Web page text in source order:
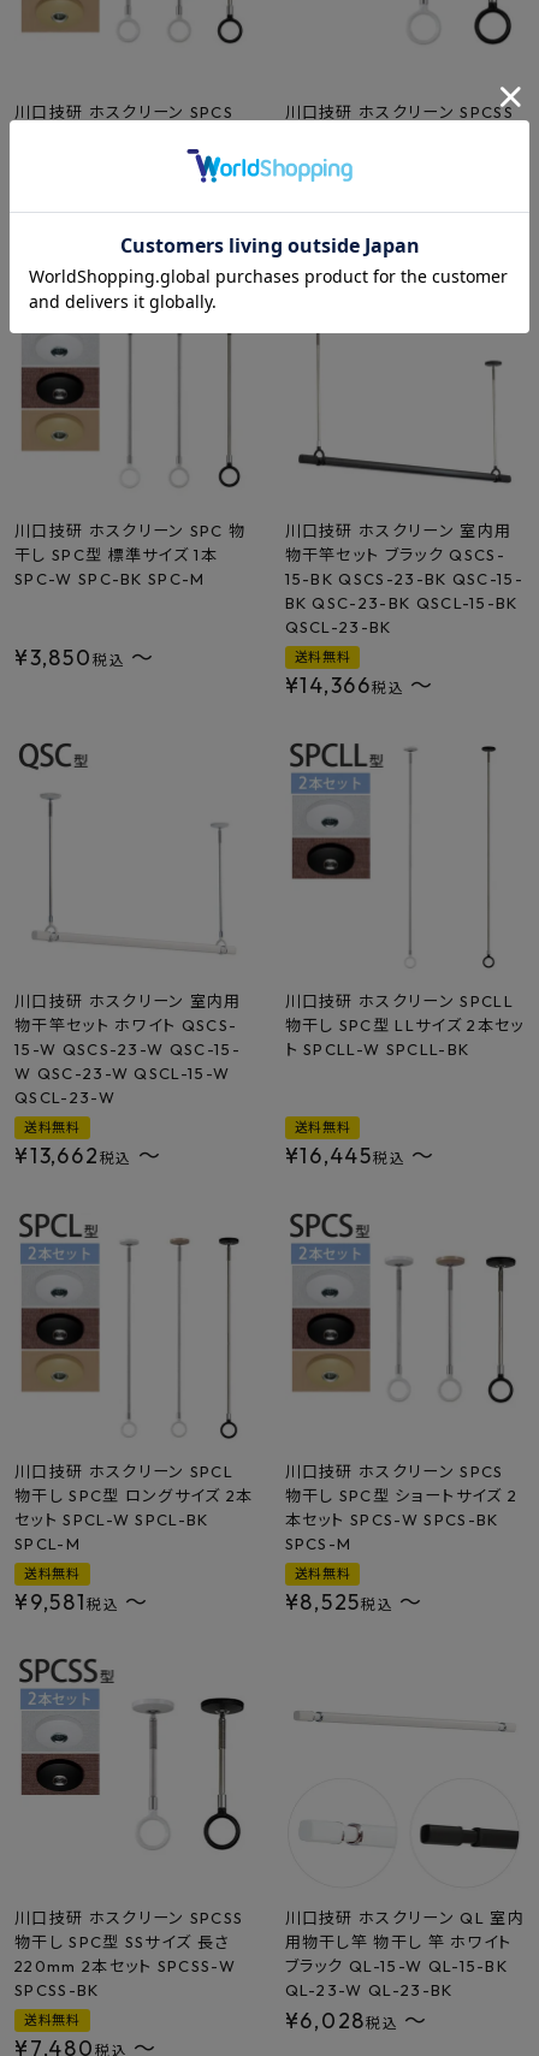
川口技研 ホスクリーン SPCS
本 SPCS-W SPCS-BK SPCS-
¥3,685税込 〜
川口技研 ホスクリーン SPCSS
SPCSS-W SPCSS-BK
¥3,135税込 〜
川口技研 ホスクリーン SPC 物
干し SPC型 標準サイズ 1本
SPC-W SPC-BK SPC-M
¥3,850 税込 〜
川口技研 ホスクリーン 室内用
物干竿セット ブラック QSCS-
15-BK QSCS-23-BK QSC-15-
BK QSC-23-BK QSCL-15-BK
QSCL-23-BK
送料無料
¥14,366税込 〜
川口技研 ホスクリーン 室内用
物干竿セット ホワイト QSCS-
15-W QSCS-23-W QSC-15-
W QSC-23-W QSCL-15-W
QSCL-23-W
送料無料
¥13,662 税込 〜
川口技研 ホスクリーン SPCLL
物干し SPC型 LLサイズ 2本セッ
ト SPCLL-W SPCLL-BK
送料無料
¥16,445税込 〜
川口技研 ホスクリーン SPCL
物干し SPC型 ロングサイズ 2本
セット SPCL-W SPCL-BK
SPCL-M
送料無料
¥9,581 税込 〜
川口技研 ホスクリーン SPCS
物干し SPC型 ショートサイズ 2
本セット SPCS-W SPCS-BK
SPCS-M
送料無料
¥8,525税込 〜
川口技研 ホスクリーン SPCSS
物干し SPC型 SSサイズ 長さ
220mm 2本セット SPCSS-W
SPCSS-BK
送料無料
¥7,480 税込 〜
川口技研 ホスクリーン QL 室内
用物干し竿 物干し 竿 ホワイト
ブラック QL-15-W QL-15-BK
QL-23-W QL-23-BK
¥6,028税込 〜